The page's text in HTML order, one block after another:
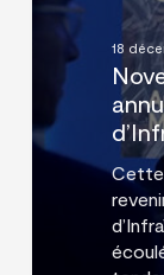
des
investisseurs
d’InfraVia
18
Cette